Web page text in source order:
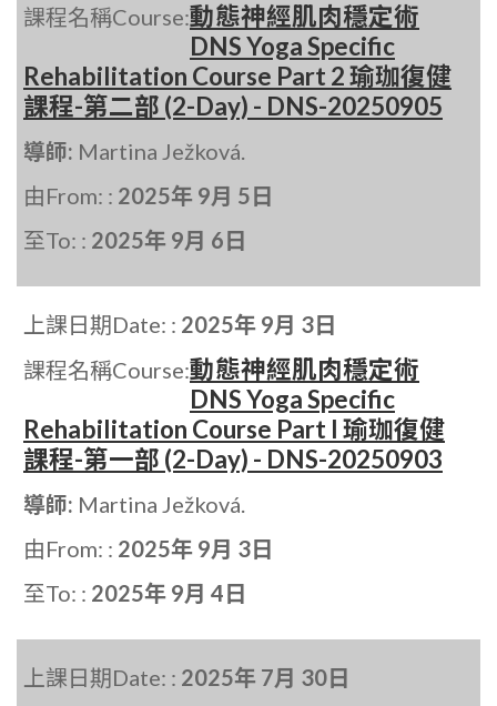
課程名稱Course:動態神經肌肉穩定術
DNS Yoga Specific
Rehabilitation Course Part 2 瑜珈復健
課程-第二部 (2-Day) - DNS-20250905
導師: Martina Ježková.
由From: : 2025年 9月 5日
至To: : 2025年 9月 6日
上課日期Date: : 2025年 9月 3日
課程名稱Course:動態神經肌肉穩定術
DNS Yoga Specific
Rehabilitation Course Part I 瑜珈復健
課程-第一部 (2-Day) - DNS-20250903
導師: Martina Ježková.
由From: : 2025年 9月 3日
至To: : 2025年 9月 4日
上課日期Date: : 2025年 7月 30日